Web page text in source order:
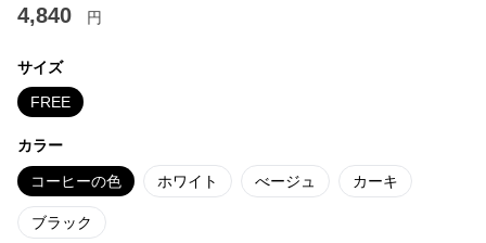
4,840 円
サイズ
FREE
カラー
コーヒーの色 ホワイト べージュ カーキ
ブラック